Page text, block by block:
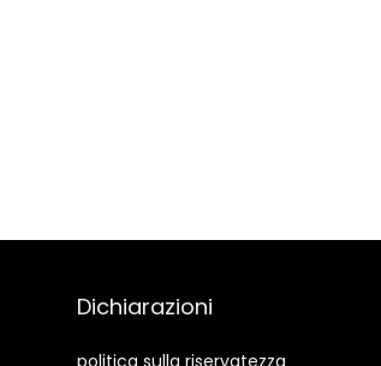
Dichiarazioni